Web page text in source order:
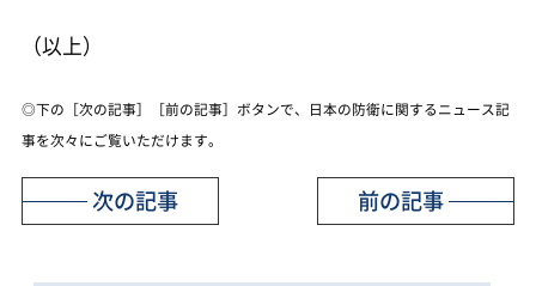
（以上）
◎下の［次の記事］［前の記事］ボタンで、日本の防衛に関するニュース記
事を次々にご覧いただけます。
前の記事
次の記事